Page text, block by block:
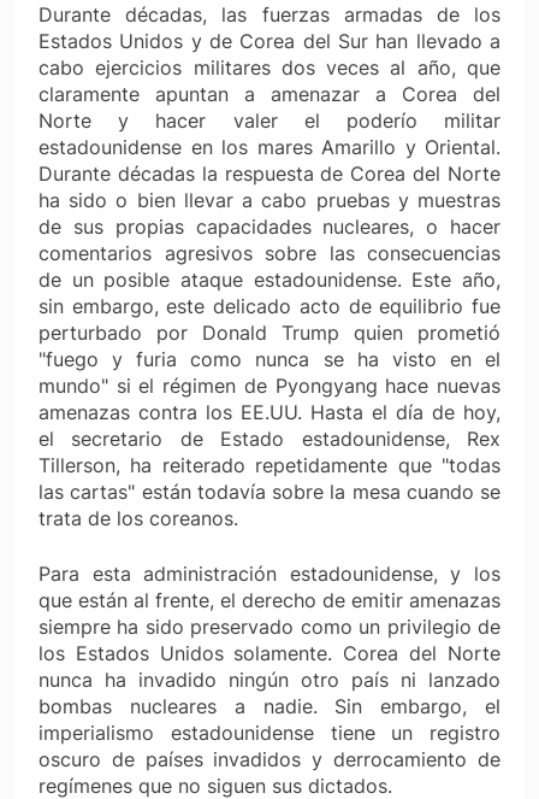
Durante décadas, las fuerzas armadas de los
Estados Unidos y de Corea del Sur han llevado a
cabo ejercicios militares dos veces al año, que
claramente apuntan a amenazar a Corea del
Norte y hacer valer el poderío militar
estadounidense en los mares Amarillo y Oriental.
Durante décadas la respuesta de Corea del Norte
ha sido o bien llevar a cabo pruebas y muestras
de sus propias capacidades nucleares, o hacer
comentarios agresivos sobre las consecuencias
de un posible ataque estadounidense. Este año,
sin embargo, este delicado acto de equilibrio fue
perturbado por Donald Trump quien prometió
"fuego y furia como nunca se ha visto en el
mundo" si el régimen de Pyongyang hace nuevas
amenazas contra los EE.UU. Hasta el día de hoy,
el secretario de Estado estadounidense, Rex
Tillerson, ha reiterado repetidamente que "todas
las cartas" están todavía sobre la mesa cuando se
trata de los coreanos.
Para esta administración estadounidense, y los
que están al frente, el derecho de emitir amenazas
siempre ha sido preservado como un privilegio de
los Estados Unidos solamente. Corea del Norte
nunca ha invadido ningún otro país ni lanzado
bombas nucleares a nadie. Sin embargo, el
imperialismo estadounidense tiene un registro
oscuro de países invadidos y derrocamiento de
regímenes que no siguen sus dictados.